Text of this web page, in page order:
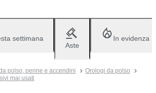
settimana
Aste
In evidenza
polso, penne e accendini
Orologi da polso
mai usati